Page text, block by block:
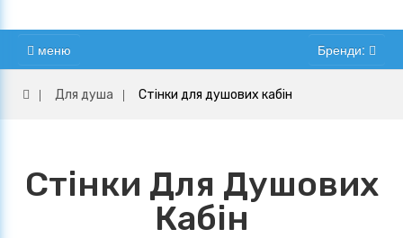
меню Бренди:
Для душа Стінки для душових кабін
Стінки Для Душових
Кабін